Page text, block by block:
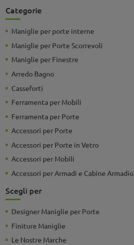
Categorie
Maniglie per porte interne
Maniglie per Porte Scorrevoli
Maniglie per Finestre
Arredo Bagno
Casseforti
Ferramenta per Mobili
Ferramenta per Porte
Accessori per Porte
Accessori per Porte in Vetro
Accessori per Mobili
Accessori per Armadi e Cabine Armadio
Scegli per
Designer Maniglie per Porte
Finiture Maniglie
Le Nostre Marche